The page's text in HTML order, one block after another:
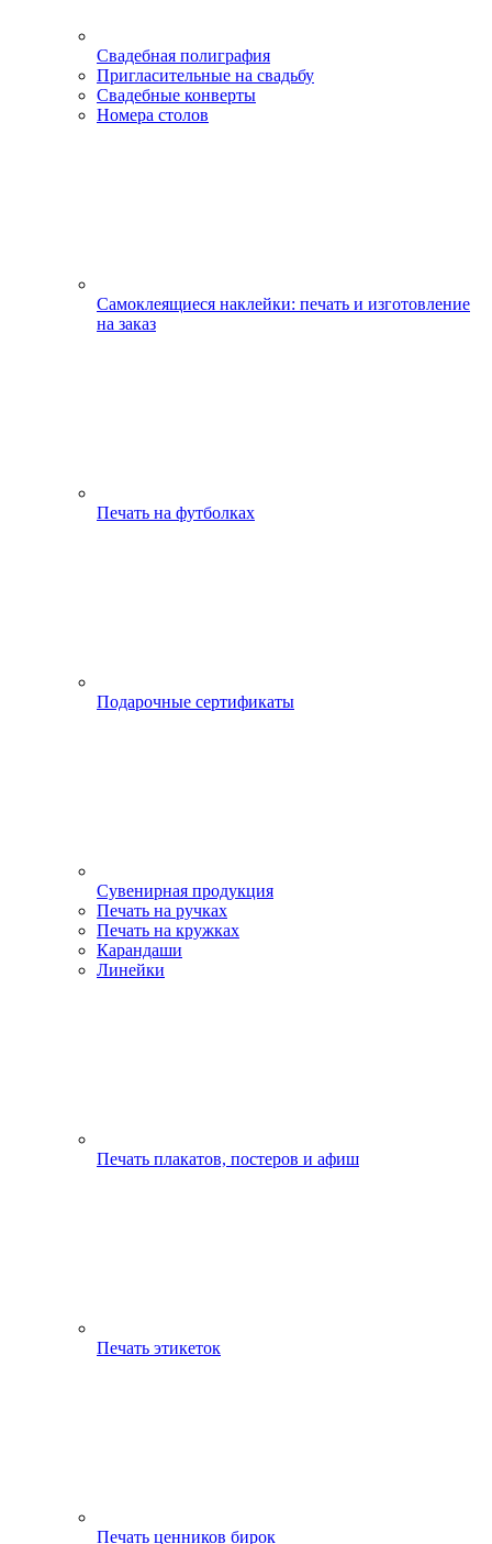
Свадебная полиграфия
Пригласительные на свадьбу
Свадебные конверты
Номера столов
Самоклеящиеся наклейки: печать и изготовление
на заказ
Печать на футболках
Подарочные сертификаты
Сувенирная продукция
Печать на ручках
Печать на кружках
Карандаши
Линейки
Печать плакатов, постеров и афиш
Печать этикеток
Печать ценников бирок